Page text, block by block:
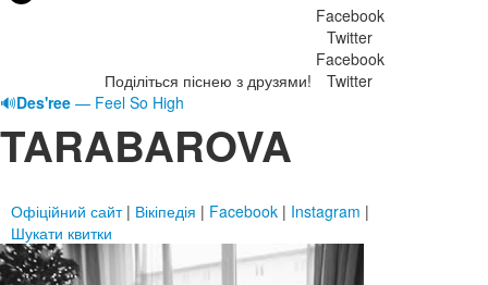
Поділіться піснею з друзями!
Facebook
Twitter
Facebook
Twitter
🔊Des'ree — Feel So High
TARABAROVA
Офіційний сайт| Вікіпедія | Facebook | Instagram |
Шукати квитки